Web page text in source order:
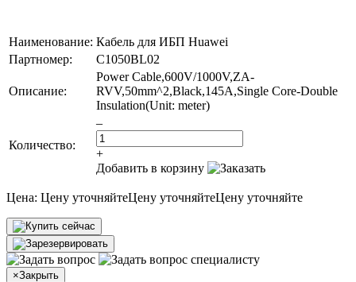
Наименование: Кабель для ИБП Huawei
Партномер:
C1050BL02
Описание:
Power Cable,600V/1000V,ZA-
RVV,50mm^2,Black,145A,Single Core-Double
Insulation(Unit: meter)
Количество:
–
+
Добавить в корзину
Цена: Цену уточняйтеЦену уточняйтеЦену уточняйте
×Закрыть